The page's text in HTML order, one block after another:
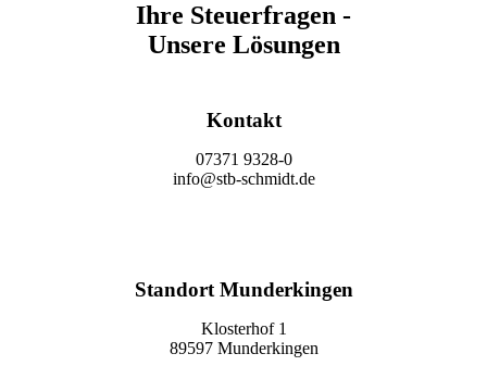
Ihre Steuerfragen -
Unsere Lösungen
Kontakt
07371 9328-0
info@stb-schmidt.de
Standort Munderkingen
Klosterhof 1
89597 Munderkingen